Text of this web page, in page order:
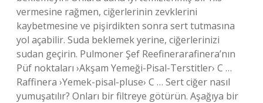
vermesine rağmen, ciğerlerinin zevklerini
kaybetmesine ve pişirdikten sonra sert tutmasına
yol açabilir. Suda beklemek yerine, ciğerlerinizi
sudan geçirin. Pulmoner Şef Reefinerarafinera’nın
Püf noktaları ›Akşam Yemeği-Pisal-Terstitler› C …
Raffinera ›Yemek-pisal-pluse› C … Sert ciğer nasıl
yumuşatılır? Onları bir filtreye götürün. Aşağıya bir